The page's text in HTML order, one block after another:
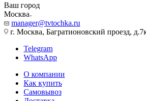
Ваш город
Москва
manager@tvtochka.ru
г. Москва, Багратионовский проезд,
Telegram
WhatsApp
О компании
Как купить
Самовывоз